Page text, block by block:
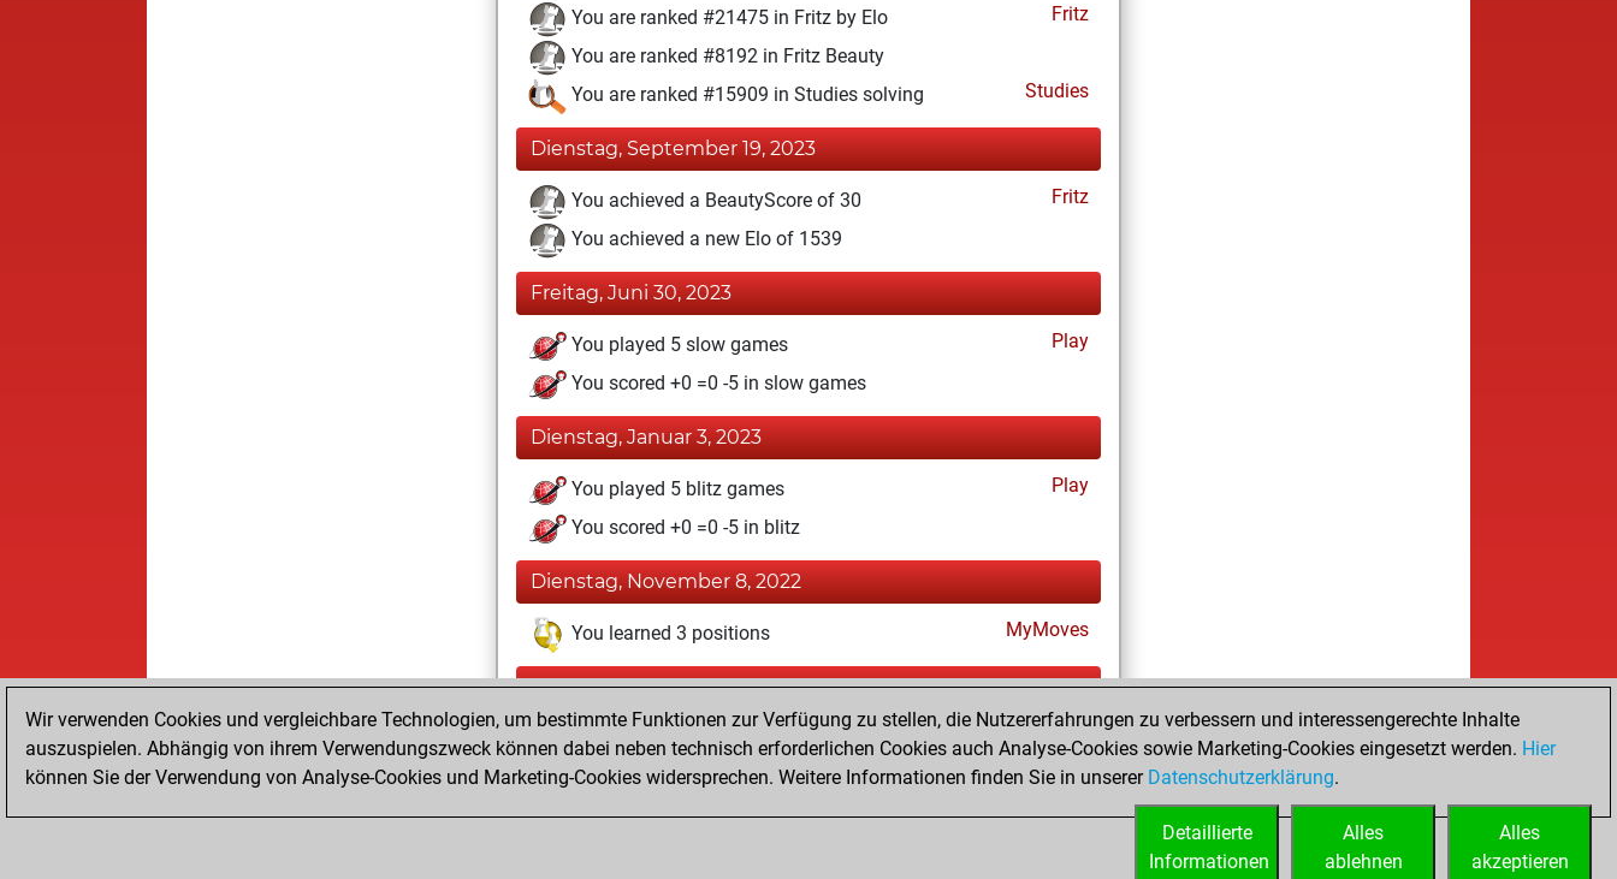
You are ranked #21475 in Fritz by Elo
Fritz
You are ranked #8192 in Fritz Beauty
You are ranked #15909 in Studies solving
Studies
Dienstag, September 19, 2023
You achieved a BeautyScore of 30
Fritz
You achieved a new Elo of 1539
Freitag, Juni 30, 2023
You played 5 slow games
Play
You scored +0 =0 -5 in slow games
Dienstag, Januar 3, 2023
You played 5 blitz games
Play
You scored +0 =0 -5 in blitz
Dienstag, November 8, 2022
You learned 3 positions MyMoves
Samstag, Oktober 8, 2022
You created your Fritz account
Fritz
You created your Studies account
Studies
Wir verwenden Cookies und vergleichbare Technologien, um bestimmte Funktionen zur Verfügung zu stellen, die Nutzererfahrungen zu verbessern und interessengerechte Inhalte
auszuspielen. Abhängig von ihrem Verwendungszweck können dabei neben technisch erforderlichen Cookies auch Analyse-Cookies sowie Marketing-Cookies eingesetzt werden. Hier
können Sie der Verwendung von Analyse-Cookies und Marketing-Cookies widersprechen. Weitere Informationen finden Sie in unserer Datenschutzerklärung.
Alles
akzeptieren
Alles
ablehnen
Detaillierte
Informationen